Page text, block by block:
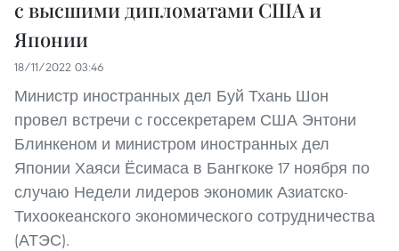
с высшими дипломатами США и
Японии
18/11/2022 03:46
Министр иностранных дел Буй Тхань Шон
провел встречи с госсекретарем США Энтони
Блинкеном и министром иностранных дел
Японии Хаяси Ёсимаса в Бангкоке 17 ноября по
случаю Недели лидеров экономик Азиатско-
Тихоокеанского экономического сотрудничества
(АТЭС).